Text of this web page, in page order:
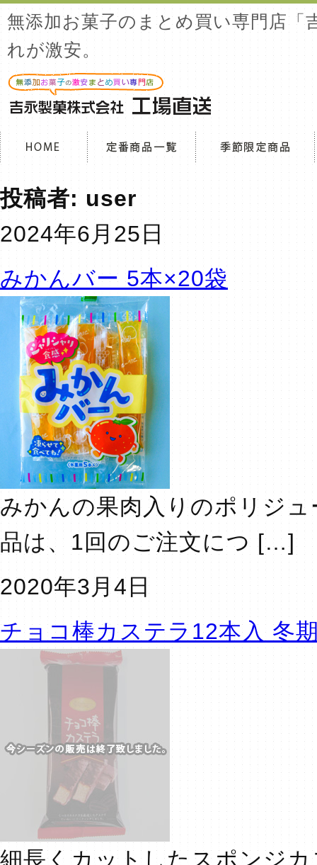
無添加お菓子のまとめ買い専門店「
れが激安。
投稿者: user
2024年6月25日
みかんバー 5本×20袋
みかんの果肉入りのポリジ
品は、1回のご注文につ […]
2020年3月4日
チョコ棒カステラ12本入 冬
細長くカットしたスポンジ